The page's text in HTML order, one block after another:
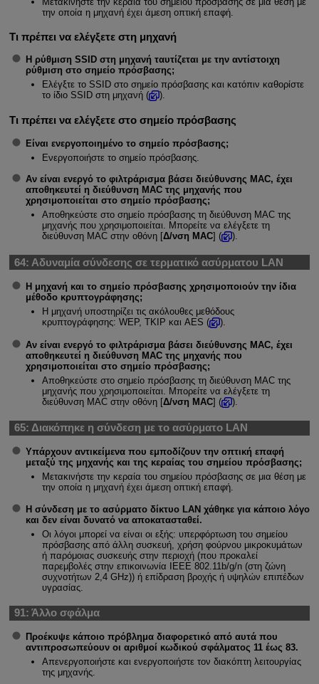
την οποία η μηχανή έχει άμεση οπτική επαφή.
Τι πρέπει να ελέγξετε στη μηχανή
Η ρύθμιση SSID στη μηχανή ταυτίζεται με την αντίστοιχη
ρύθμιση στο σημείο πρόσβασης;
Ελέγξτε το SSID στο σημείο πρόσβασης και κατόπιν καθορίστε
το ίδιο SSID στη μηχανή (
).
Τι πρέπει να ελέγξετε στο σημείο πρόσβασης
Είναι ενεργοποιημένο το σημείο πρόσβασης;
Ενεργοποιήστε το σημείο πρόσβασης.
Αν είναι ενεργό το φιλτράρισμα βάσει διεύθυνσης MAC, έχει
αποθηκευτεί η διεύθυνση MAC της μηχανής που
χρησιμοποιείται στο σημείο πρόσβασης;
Αποθηκεύστε στο σημείο πρόσβασης τη διεύθυνση MAC της
μηχανής που χρησιμοποιείται. Μπορείτε να ελέγξετε τη
διεύθυνση MAC στην οθόνη [Δ/νση MAC] ( ).
64: Αδυναμία σύνδεσης σε τερματικό ασύρματου LAN
Η μηχανή και το σημείο πρόσβασης χρησιμοποιούν την ίδια
μέθοδο κρυπτογράφησης;
Η μηχανή υποστηρίζει τις ακόλουθες μεθόδους
κρυπτογράφησης: WEP, TKIP και AES (
).
Αν είναι ενεργό το φιλτράρισμα βάσει διεύθυνσης MAC, έχει
αποθηκευτεί η διεύθυνση MAC της μηχανής που
χρησιμοποιείται στο σημείο πρόσβασης;
Αποθηκεύστε στο σημείο πρόσβασης τη διεύθυνση MAC της
μηχανής που χρησιμοποιείται. Μπορείτε να ελέγξετε τη
διεύθυνση MAC στην οθόνη [Δ/νση MAC] ( ).
65:Διακόπηκε η σύνδεση με το ασύρματο LAN
Υπάρχουν αντικείμενα που εμποδίζουν την οπτική επαφή
μεταξύ της μηχανής και της κεραίας του σημείου πρόσβασης;
Μετακινήστε την κεραία του σημείου πρόσβασης σε μια θέση με
την οποία η μηχανή έχει άμεση οπτική επαφή.
Η σύνδεση με το ασύρματο δίκτυο LAN χάθηκε για κάποιο λόγο
και δεν είναι δυνατό να αποκατασταθεί.
Οι λόγοι μπορεί να είναι οι εξής: υπερφόρτωση του σημείου
πρόσβασης από άλλη συσκευή, χρήση φούρνου μικροκυμάτων
ή παρόμοιας συσκευής στην περιοχή (που προκαλεί
παρεμβολές στην επικοινωνία IEEE 802.11b/g/n (στη ζώνη
συχνοτήτων 2,4 GHz)) ή επίδραση βροχής ή υψηλών επιπέδων
υγρασίας.
91:Άλλο σφάλμα
Προέκυψε κάποιο πρόβλημα διαφορετικό από αυτά που
αντιπροσωπεύουν οι αριθμοί κωδικού σφάλματος 11 έως 83.
Απενεργοποιήστε και ενεργοποιήστε τον διακόπτη λειτουργίας
της μηχανής.